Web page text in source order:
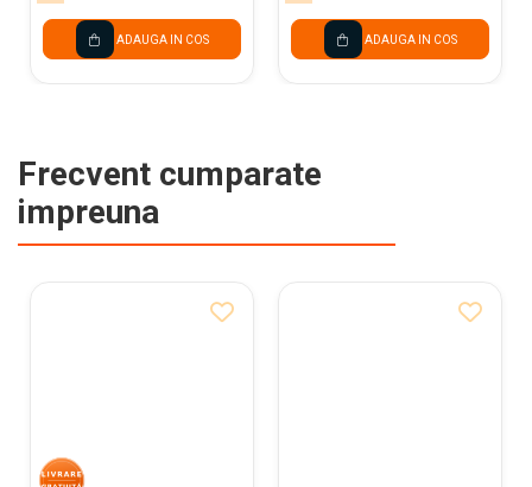
ADAUGA IN COS ADAUGA IN COS
Frecvent cumparate
impreuna